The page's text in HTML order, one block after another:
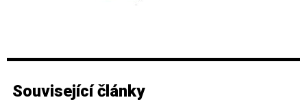
Související články